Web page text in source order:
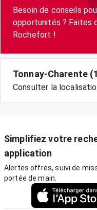
Besoin de conseils
opportunités ? Faites
Rochefort !
Tonnay-Charente
Consulter la
Simplifiez votre
application
Alertes offres, suivi de
portée de main.